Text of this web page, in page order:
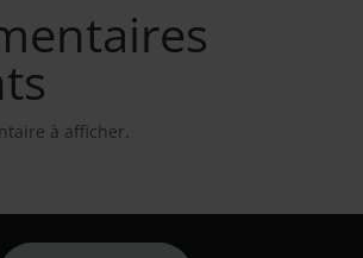
à afficher.